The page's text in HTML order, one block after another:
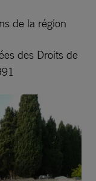
de la région
des Droits de